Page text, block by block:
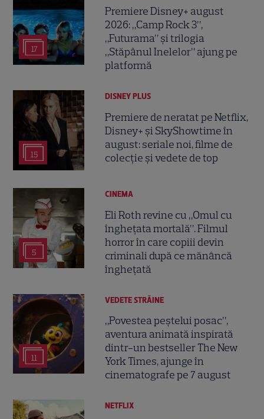
17
Premiere Disney+ august
2026: „Camp Rock 3”,
„Futurama” și trilogia
„Stăpânul Inelelor” ajung pe
platformă
15
DISNEY PLUS
Premiere de neratat pe Netflix,
Disney+ și SkyShowtime în
august: seriale noi, filme de
colecție și vedete de top
5
CINEMA
Eli Roth revine cu „Omul cu
înghețata mortală”. Filmul
horror în care copiii devin
criminali după ce mănâncă
înghețată
11
VEDETE STRĂINE
„Povestea peștelui posac”,
aventura animată inspirată
dintr-un bestseller The New
York Times, ajunge în
cinematografe pe 7 august
NETFLIX